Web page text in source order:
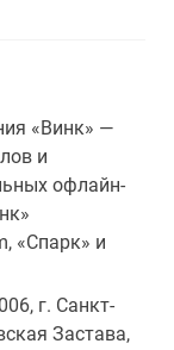
«Винк» —
и
офлайн-
«Cпарк» и
г. Санкт-
Застава,